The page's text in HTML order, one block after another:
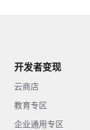
开发者变现
云商店
教育专区
企业通用专区